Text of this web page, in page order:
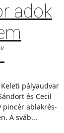
adok
pályaudvar
és Cecil
pincér ablakrés-
A sváb...